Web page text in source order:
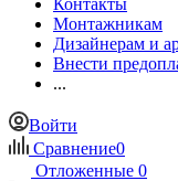
Контакты
Монтажникам
Дизайнерам и
Внести
...
Войти
Сравнение0
Отложенные 0